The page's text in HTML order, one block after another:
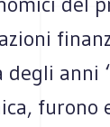
anni
furono